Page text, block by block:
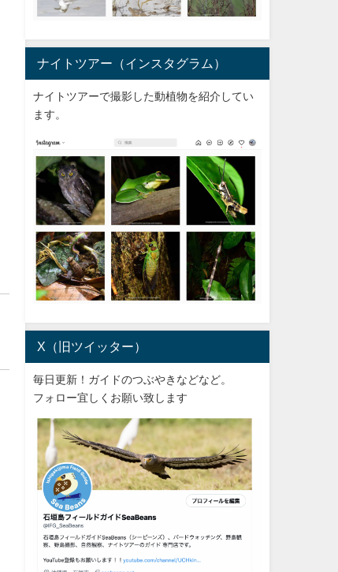
ナイトツアー（インスタグラム）
ナイトツアーで撮影した動植物を紹介してい
ます。
X（旧ツイッター）
毎日更新！ガイドのつぶやきなどなど。
フォロー宜しくお願い致します